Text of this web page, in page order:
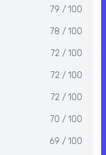
79 / 100
78 / 100
72 / 100
72 / 100
72 / 100
70 / 100
69 / 100